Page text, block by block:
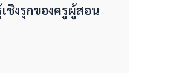
ชิงรุกของครูผู้สอน